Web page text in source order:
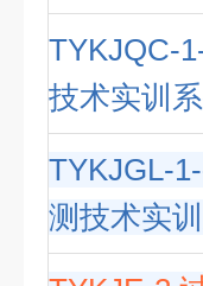
TYKJQC-
技术实训系
TYKJGL-
测技术实